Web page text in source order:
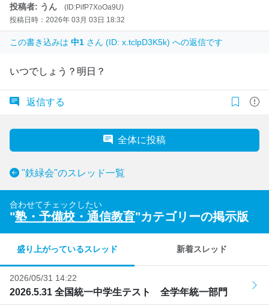
投稿者: うん
(ID:PifP7XoOa9U)
投稿日時：2026年 03月 03日 18:32
この書き込みは 中1 さん (ID: x.tclpD3K5k) への返信です
いつでしょう？明日？
返信する
全体に投稿
"鉄緑会"のスレッド一覧
合わせてチェックしたい
"塾・予備校・通信教育"カテゴリーの掲示版
盛り上がっているスレッド 新着スレッド
2026/05/31 14:22
2026.5.31 全国統一中学生テスト 全学年統一部門